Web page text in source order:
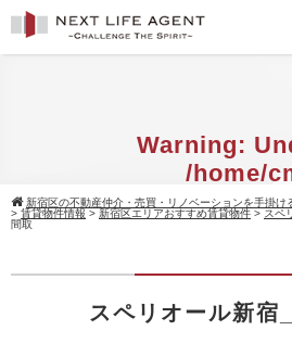
Warning:
/home/
Warning: Attempt
新宿区の不動産仲介・売買・リノベーションを手掛け
> 賃貸物件情報 > 新宿区エリアおすすめ賃貸物件 > スペ
間取
スペリオール新宿